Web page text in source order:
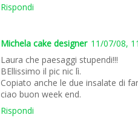
Rispondi
Michela cake designer 11/07/08,
Laura che paesaggi stupendi!!!
BEllissimo il pic nic lì.
Copiato anche le due insalate di
ciao buon week end.
Rispondi